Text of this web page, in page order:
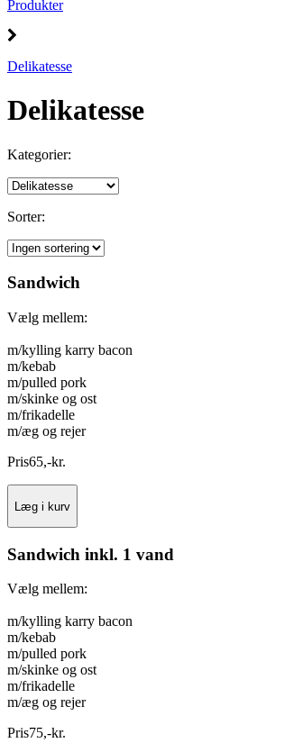
Produkter
Delikatesse
Delikatesse
Kategorier:
Sorter:
Sandwich
Vælg mellem:
m/kylling karry bacon
m/kebab
m/pulled pork
m/skinke og ost
m/frikadelle
m/æg og rejer
Pris65,-kr.
Læg i kurv
Sandwich inkl. 1 vand
Vælg mellem:
m/kylling karry bacon
m/kebab
m/pulled pork
m/skinke og ost
m/frikadelle
m/æg og rejer
Pris75,-kr.